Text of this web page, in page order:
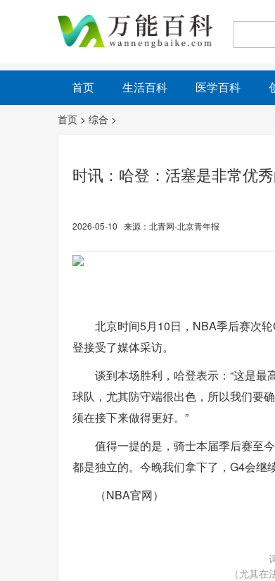
首页 生活百科 医学百科
首页 > 综合 >
时讯：哈登：活塞是非常优
2026-05-10 来源：北青网-北京青年报
北京时间5月10日，NBA季后赛次
登接受了媒体采访。
谈到本场胜利，哈登表示：“这是
球队，尤其防守端很出色，所以我们要
须在接下来做得更好。”
值得一提的是，骑士本届季后赛至
都是独立的。今晚我们拿下了，G4会继
（NBA官网）
（尤其